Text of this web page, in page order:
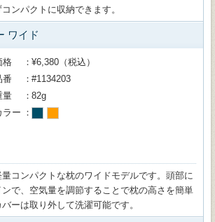
ンパクトに収納できます。
ワイド
格
¥6,380（税込）
番
#1134203
量
82g
ラー
コンパクトな枕のワイドモデルです。頭部に
で、空気量を調節することで枕の高さを簡単
ーは取り外して洗濯可能です。